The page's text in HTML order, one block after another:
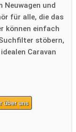
Neuwagen und
für alle, die das
können einfach
stöbern,
Caravan
über uns